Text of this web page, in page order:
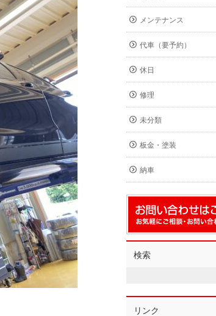
メンテナンス
代車（要予約）
休日
修理
未分類
板金・塗装
納車
検索
リンク